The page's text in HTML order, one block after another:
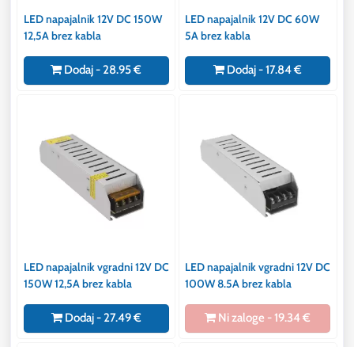
LED napajalnik 12V DC 150W
12,5A brez kabla
Dodaj - 28.95 €
LED napajalnik 12V DC 60W
5A brez kabla
Dodaj - 17.84 €
LED napajalnik vgradni 12V DC
150W 12,5A brez kabla
Dodaj - 27.49 €
LED napajalnik vgradni 12V DC
100W 8.5A brez kabla
Ni zaloge - 19.34 €